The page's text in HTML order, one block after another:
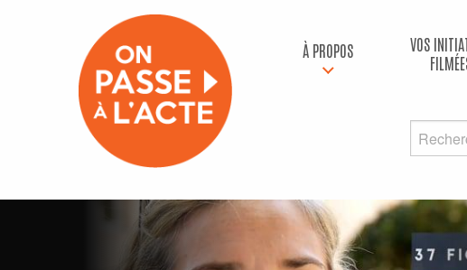
À PROPOS
VOS